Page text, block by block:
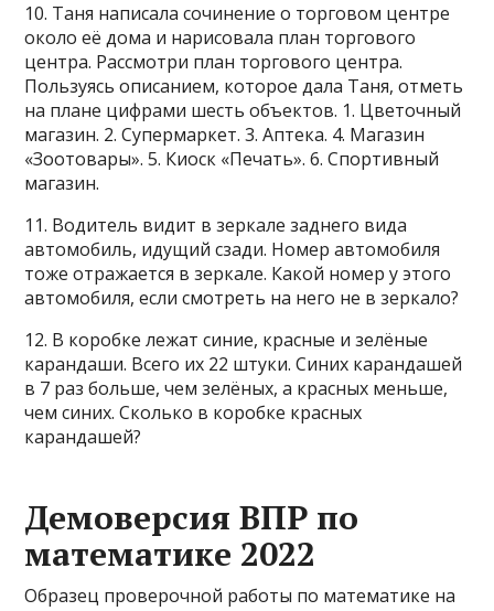
10. Таня написала сочинение о торговом центре
около её дома и нарисовала план торгового
центра. Рассмотри план торгового центра.
Пользуясь описанием, которое дала Таня, отметь
на плане цифрами шесть объектов. 1. Цветочный
магазин. 2. Супермаркет. 3. Аптека. 4. Магазин
«Зоотовары». 5. Киоск «Печать». 6. Спортивный
магазин.
11. Водитель видит в зеркале заднего вида
автомобиль, идущий сзади. Номер автомобиля
тоже отражается в зеркале. Какой номер у этого
автомобиля, если смотреть на него не в зеркало?
12. В коробке лежат синие, красные и зелёные
карандаши. Всего их 22 штуки. Синих карандашей
в 7 раз больше, чем зелёных, а красных меньше,
чем синих. Сколько в коробке красных
карандашей?
Демоверсия ВПР по
математике 2022
Образец проверочной работы по математике на